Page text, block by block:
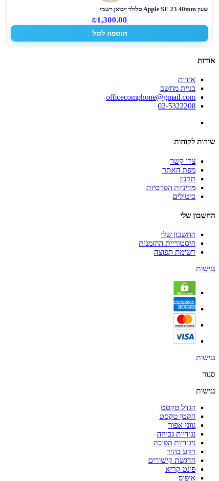
שעון Apple SE 23 40mm סלולר ייבואן רשמי
₪1,300.00
הוספה לסל
אודות
אודות
בניית מחשב
officecomphone@gmail.com
02-5322208
שירות לקוחות
צרו קשר
מפת האתר
תקנון
מדיניות הפרטיות
ביטולים
החשבון שלי
החשבון שלי
היסטוריית ההזמנות
רשימת תפוצה
נגישות
נגישות
סגור
נגישות
הגדל טקסט
הקטן טקסט
גווני אפור
נגודיות גבוהה
ניגודיות הפוכה
רקע בהיר
הדגשת קישורים
פונט קריא
איפוס